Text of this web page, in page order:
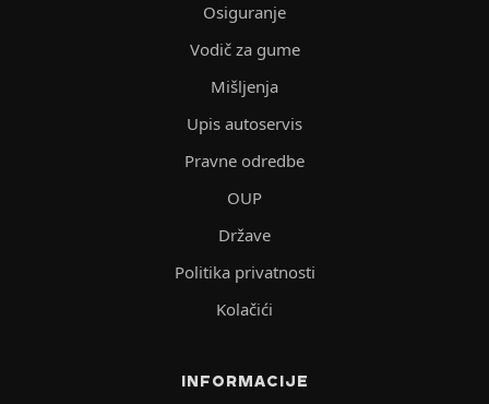
Osiguranje
Vodič za gume
Mišljenja
Upis autoservis
Pravne odredbe
OUP
Države
Politika privatnosti
Kolačići
INFORMACIJE